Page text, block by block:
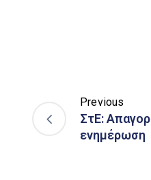
Previous
ΣτΕ:
ενημέρωση